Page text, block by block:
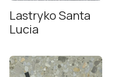
Lastryko Santa
Lucia